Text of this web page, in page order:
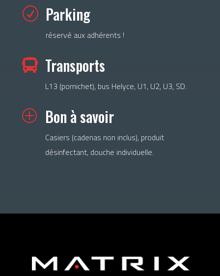
R Parking
réservé aux adhérents !
 Transports
L13 (pornichet), bus Helyce, U1, U2, U3, SD.
P Bon à savoir
Casiers (cadenas non inclus), produit
désinfectant, douche individuelle.